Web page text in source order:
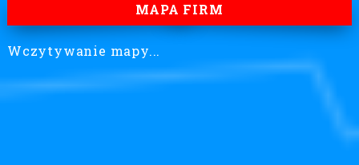
MAPA FIRM
Wczytywanie mapy...